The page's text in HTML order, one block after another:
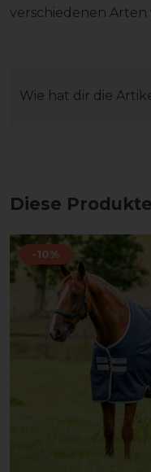
verschiedenen
Wie hat dir die
Diese
-10%